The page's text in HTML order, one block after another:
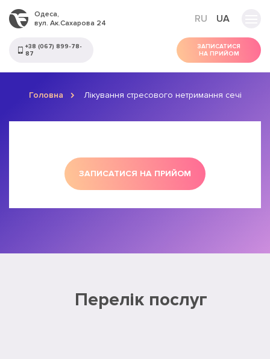
Одеса,
вул. Ак.Сахарова 24
RU UA
+38 (067) 899-78-
87
ЗАПИСАТИСЯ
НА ПРИЙОМ
Головна Лікування стресового нетримання сечі
ЗАПИСАТИСЯ НА ПРИЙОМ
Перелік послуг